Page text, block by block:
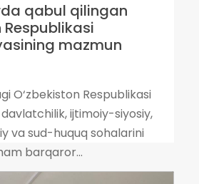
qabul qilingan
Respublikasi
mazmun
O‘zbekiston Respublikasi
ijtimoiy-siyosiy,
va sud-huquq sohalarini
barqaror...